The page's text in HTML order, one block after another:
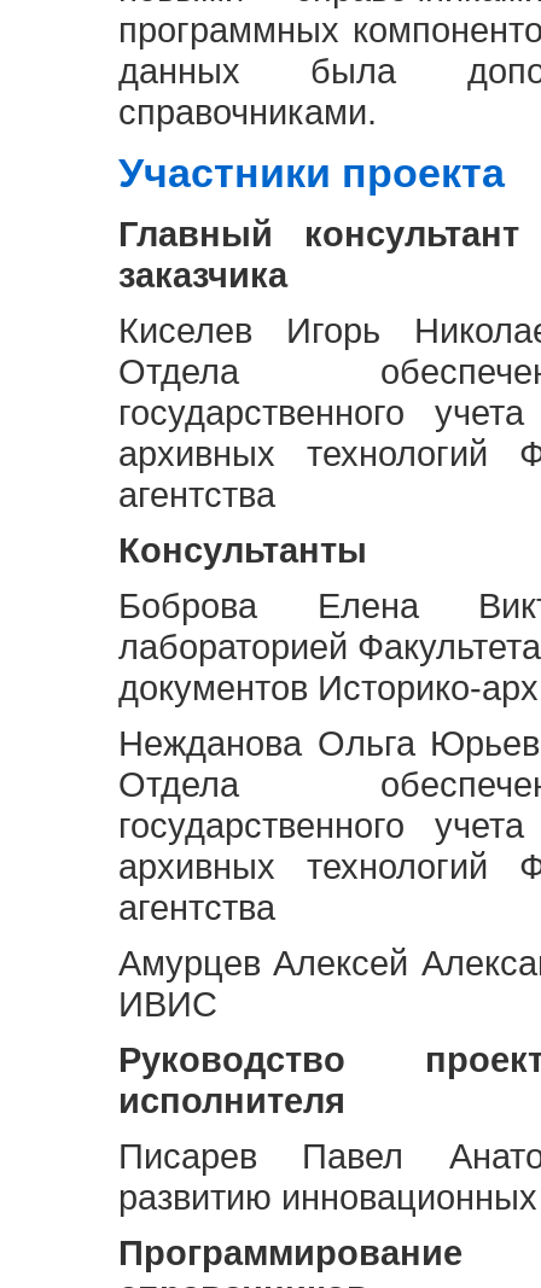
программных
данных была
справочниками.
Участники проекта
Главный
заказчика
Киселев Игорь
Отдела
государственного
архивных технологий
агентства
Консультанты
Боброва Елена
лабораторией
документов Историко-
Нежданова Ольга
Отдела
государственного
архивных технологий
агентства
Амурцев Алексей
ИВИС
Руководство
исполнителя
Писарев Павел
развитию
Программирование